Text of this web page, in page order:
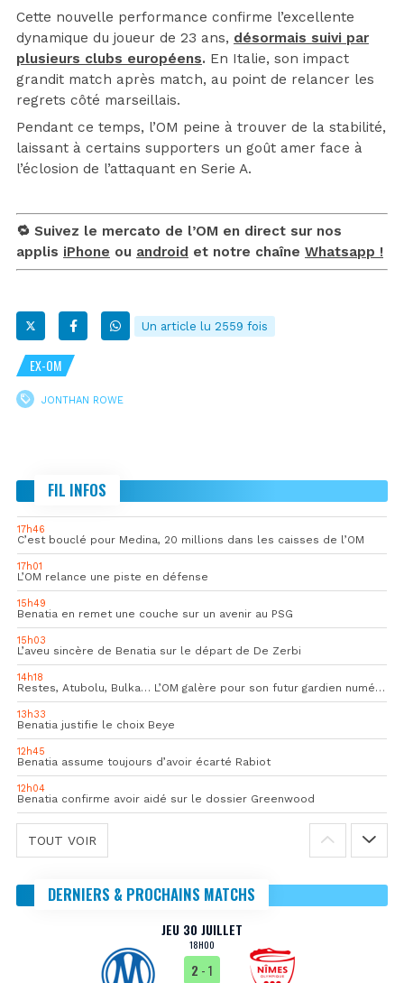
Cette nouvelle performance confirme l’excellente
dynamique du joueur de 23 ans, désormais suivi par
plusieurs clubs européens. En Italie, son impact
grandit match après match, au point de relancer les
regrets côté marseillais.
Pendant ce temps, l’OM peine à trouver de la stabilité,
laissant à certains supporters un goût amer face à
l’éclosion de l’attaquant en Serie A.
🔁 Suivez le mercato de l’OM en direct sur nos
applis iPhone ou android et notre chaîne Whatsapp !
Un article lu 2559 fois
EX-OM
JONTHAN ROWE
FIL INFOS
17h46
C’est bouclé pour Medina, 20 millions dans les caisses de l’OM
17h01
L’OM relance une piste en défense
15h49
Benatia en remet une couche sur un avenir au PSG
15h03
L’aveu sincère de Benatia sur le départ de De Zerbi
14h18
Restes, Atubolu, Bulka… L’OM galère pour son futur gardien numéro 1
13h33
Benatia justifie le choix Beye
12h45
Benatia assume toujours d’avoir écarté Rabiot
12h04
Benatia confirme avoir aidé sur le dossier Greenwood
TOUT VOIR
DERNIERS & PROCHAINS MATCHS
JEU 30 JUILLET
18H00
2 - 1